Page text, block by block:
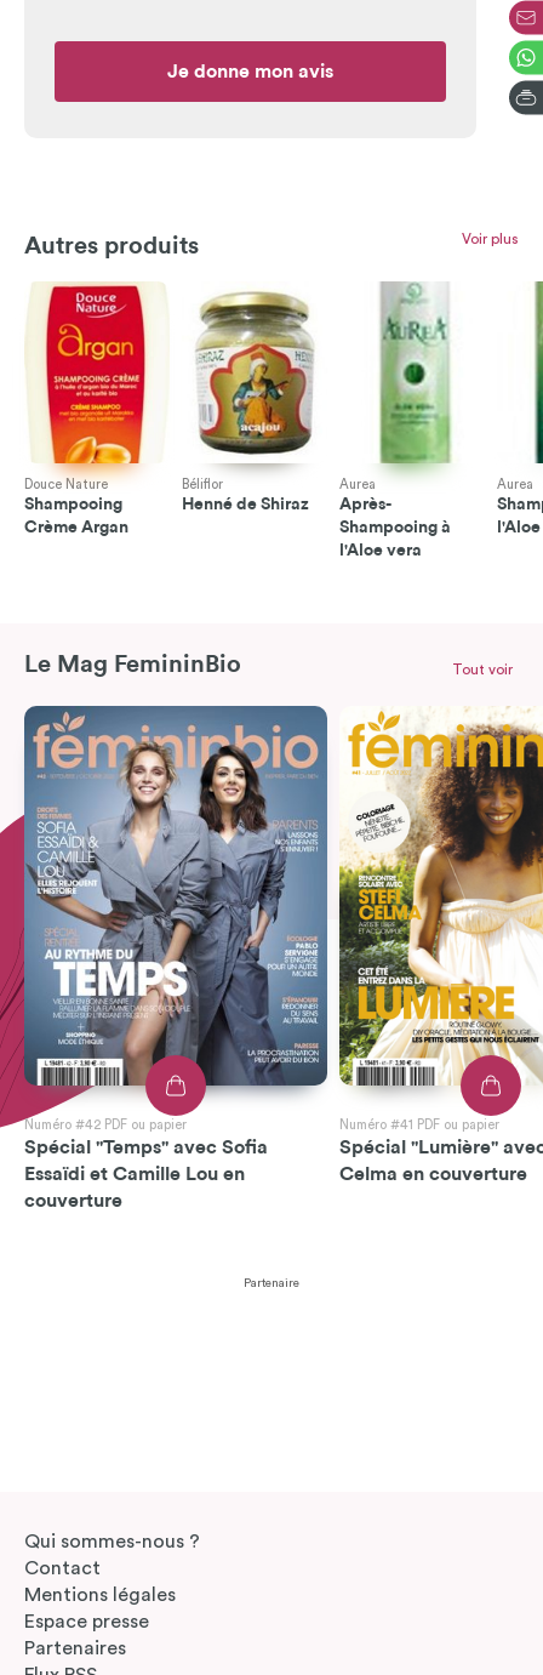
Je donne mon avis
Autres produits Voir plus
Douce Nature
Shampooing
Crème Argan
Béliflor
Henné de Shiraz
Aurea
Après-
Shampooing à
l'Aloe vera
Aurea
Le Mag FemininBio
Numéro #42 PDF ou papier
Spécial "Temps" avec Sofia
Essaïdi et Camille Lou en
couverture
Numéro #41 PDF ou papier
Spécial "Lumière"
Celma en couverture
Tout voir
Partenaire
Qui sommes-nous ?
Contact
Mentions légales
Espace presse
Partenaires